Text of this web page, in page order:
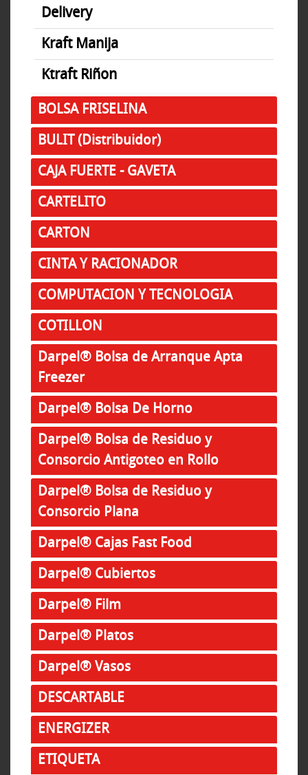
Delivery
Kraft Manija
Ktraft Riñon
BOLSA FRISELINA
BULIT (Distribuidor)
CAJA FUERTE - GAVETA
CARTELITO
CARTON
CINTA Y RACIONADOR
COMPUTACION Y TECNOLOGIA
COTILLON
Darpel® Bolsa de Arranque Apta
Freezer
Darpel® Bolsa De Horno
Darpel® Bolsa de Residuo y
Consorcio Antigoteo en Rollo
Darpel® Bolsa de Residuo y
Consorcio Plana
Darpel® Cajas Fast Food
Darpel® Cubiertos
Darpel® Film
Darpel® Platos
Darpel® Vasos
DESCARTABLE
ENERGIZER
ETIQUETA